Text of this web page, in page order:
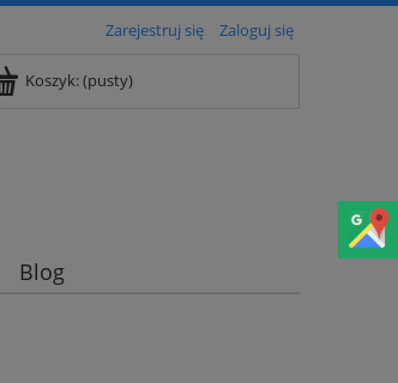
Zarejestruj się Zaloguj się
Koszyk:(pusty)
Blog